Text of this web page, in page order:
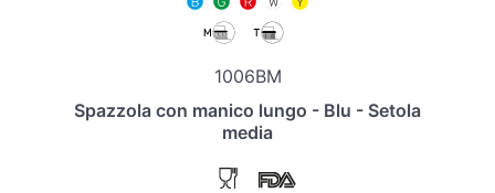
1006BM
Spazzola con manico lungo - Blu - Setola
media